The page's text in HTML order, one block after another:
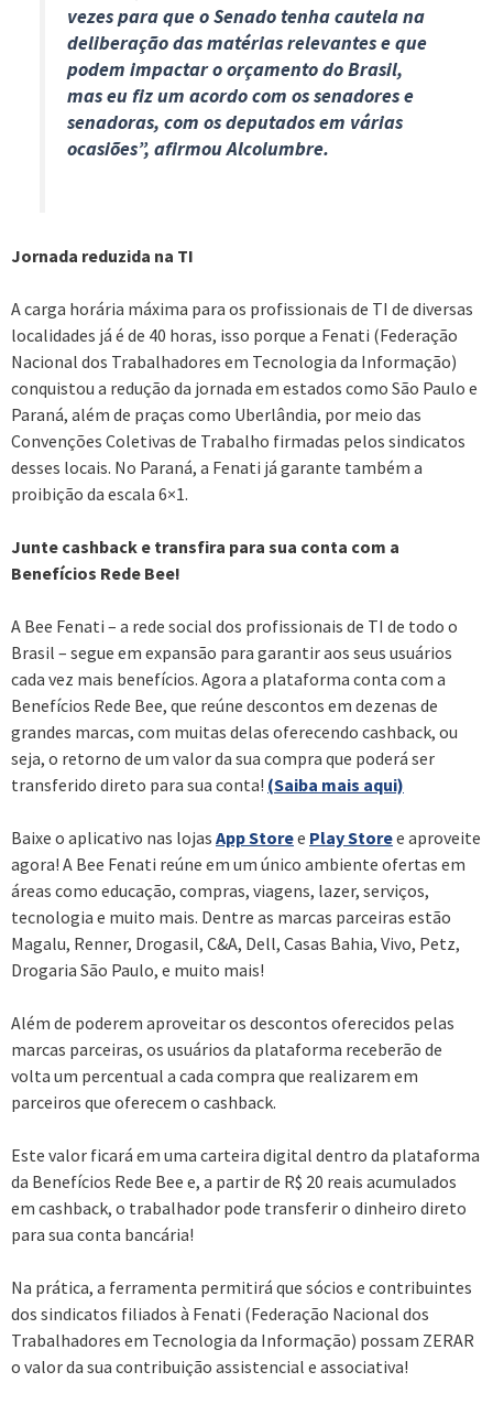
vezes para que o Senado tenha cautela na
deliberação das matérias relevantes e que
podem impactar o orçamento do Brasil,
mas eu fiz um acordo com os senadores e
senadoras, com os deputados em várias
ocasiões”, afirmou Alcolumbre.
Jornada reduzida na TI
A carga horária máxima para os profissionais de TI de diversas
localidades já é de 40 horas, isso porque a Fenati (Federação
Nacional dos Trabalhadores em Tecnologia da Informação)
conquistou a redução da jornada em estados como São Paulo e
Paraná, além de praças como Uberlândia, por meio das
Convenções Coletivas de Trabalho firmadas pelos sindicatos
desses locais. No Paraná, a Fenati já garante também a
proibição da escala 6×1.
Junte cashback e transfira para sua conta com a
Benefícios Rede Bee!
A Bee Fenati – a rede social dos profissionais de TI de todo o
Brasil – segue em expansão para garantir aos seus usuários
cada vez mais benefícios. Agora a plataforma conta com a
Benefícios Rede Bee, que reúne descontos em dezenas de
grandes marcas, com muitas delas oferecendo cashback, ou
seja, o retorno de um valor da sua compra que poderá ser
transferido direto para sua conta! (Saiba mais aqui)
Baixe o aplicativo nas lojas App Storee Play Storee aproveite
agora! A Bee Fenati reúne em um único ambiente ofertas em
áreas como educação, compras, viagens, lazer, serviços,
tecnologia e muito mais. Dentre as marcas parceiras estão
Magalu, Renner, Drogasil, C&A, Dell, Casas Bahia, Vivo, Petz,
Drogaria São Paulo, e muito mais!
Além de poderem aproveitar os descontos oferecidos pelas
marcas parceiras, os usuários da plataforma receberão de
volta um percentual a cada compra que realizarem em
parceiros que oferecem o cashback.
Este valor ficará em uma carteira digital dentro da plataforma
da Benefícios Rede Bee e, a partir de R$ 20 reais acumulados
em cashback, o trabalhador pode transferir o dinheiro direto
para sua conta bancária!
Na prática, a ferramenta permitirá que sócios e contribuintes
dos sindicatos filiados à Fenati (Federação Nacional dos
Trabalhadores em Tecnologia da Informação) possam ZERAR
o valor da sua contribuição assistencial e associativa!